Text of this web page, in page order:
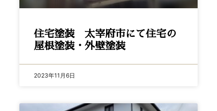
住宅塗装 太宰府市にて住宅の
屋根塗装・外壁塗装
2023年11月6日